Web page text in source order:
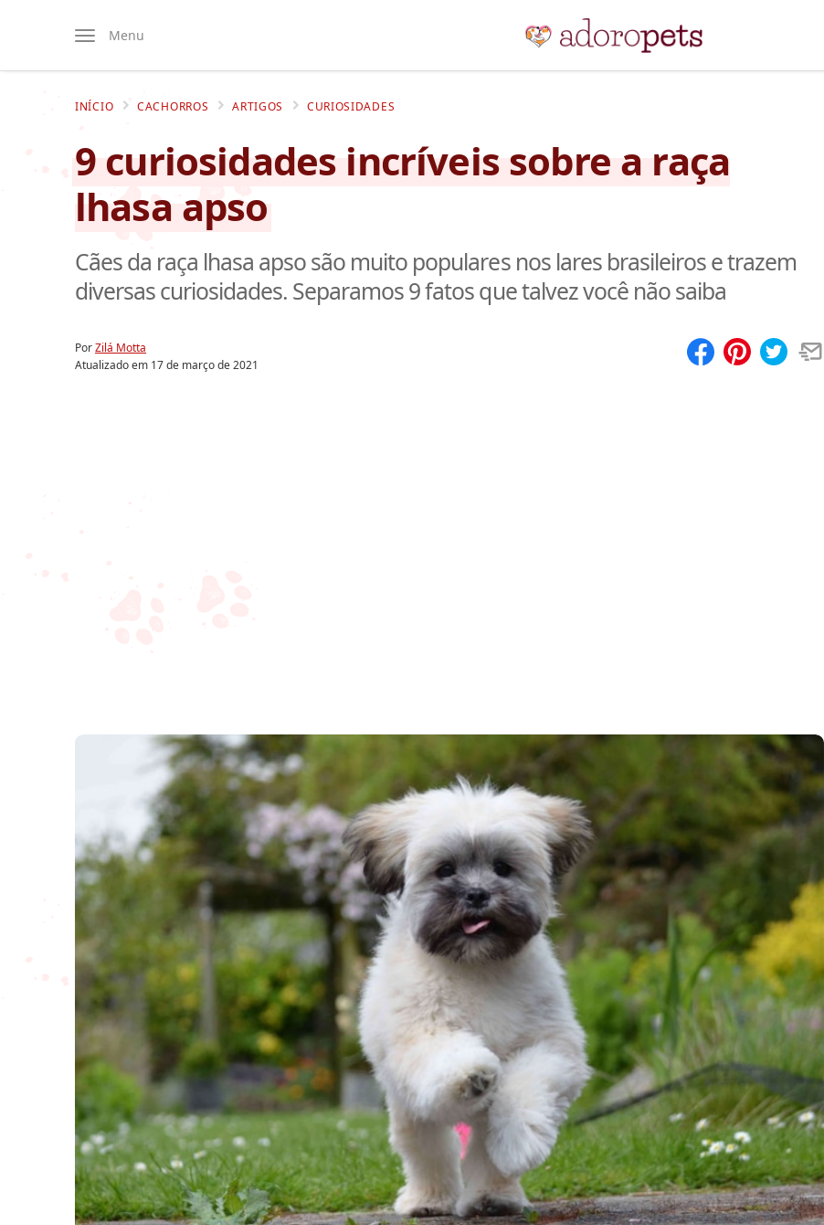
Menu
INÍCIO CACHORROS ARTIGOS CURIOSIDADES
9 curiosidades incríveis sobre a raça
lhasa apso
Cães da raça lhasa apso são muito populares nos lares brasileiros e trazem
diversas curiosidades. Separamos 9 fatos que talvez você não saiba
PorZilá Motta
Atualizado em 17 de março de 2021